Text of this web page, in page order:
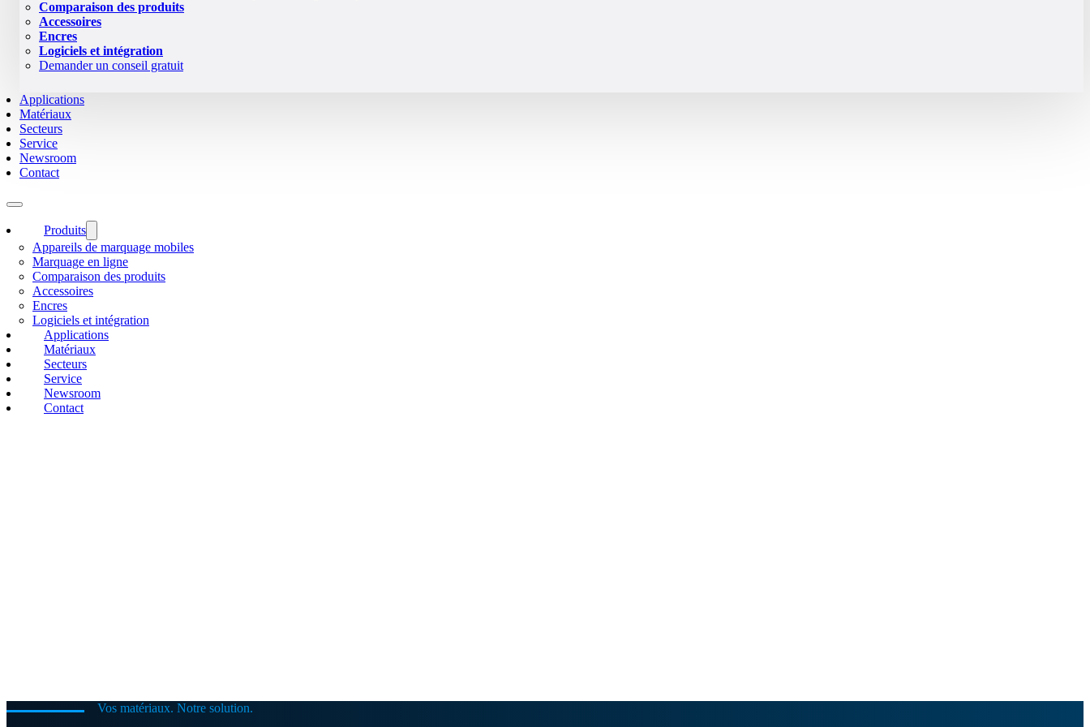
Comparaison des produits
Accessoires
Encres
Logiciels et intégration
Demander un conseil gratuit
Applications
Matériaux
Secteurs
Service
Newsroom
Contact
Produits
Appareils de marquage mobiles
Marquage en ligne
Comparaison des produits
Accessoires
Encres
Logiciels et intégration
Applications
Matériaux
Secteurs
Service
Newsroom
Contact
Vos matériaux. Notre solution.